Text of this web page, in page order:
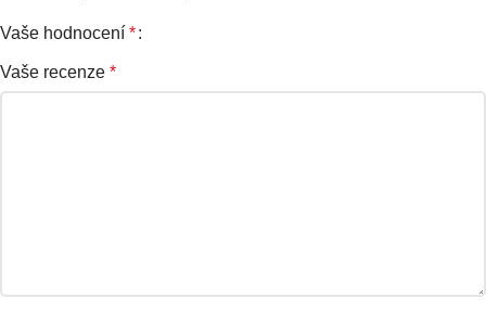
Vaše hodnocení *
Vaše recenze *